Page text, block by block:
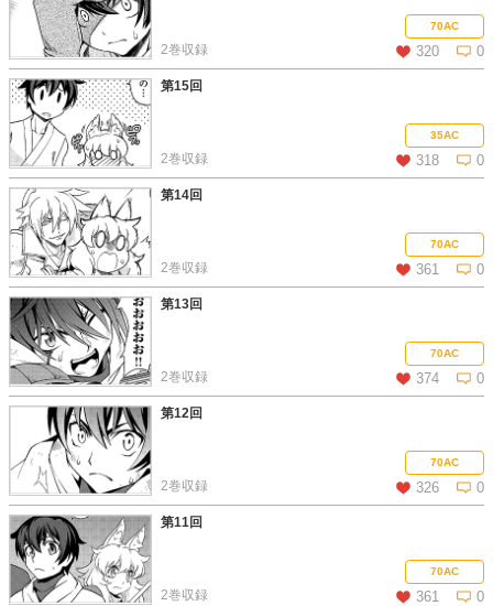
この話を読む コメントを見る70AC
320 0
2巻収録
この話を読む コメントを見る
第15回
35AC
318 0
2巻収録
この話を読む コメントを見る
第14回
70AC
361 0
2巻収録
この話を読む コメントを見る
第13回
70AC
374 0
2巻収録
この話を読む コメントを見る
第12回
70AC
326 0
2巻収録
この話を読む コメントを見る
第11回
70AC
361 0
2巻収録